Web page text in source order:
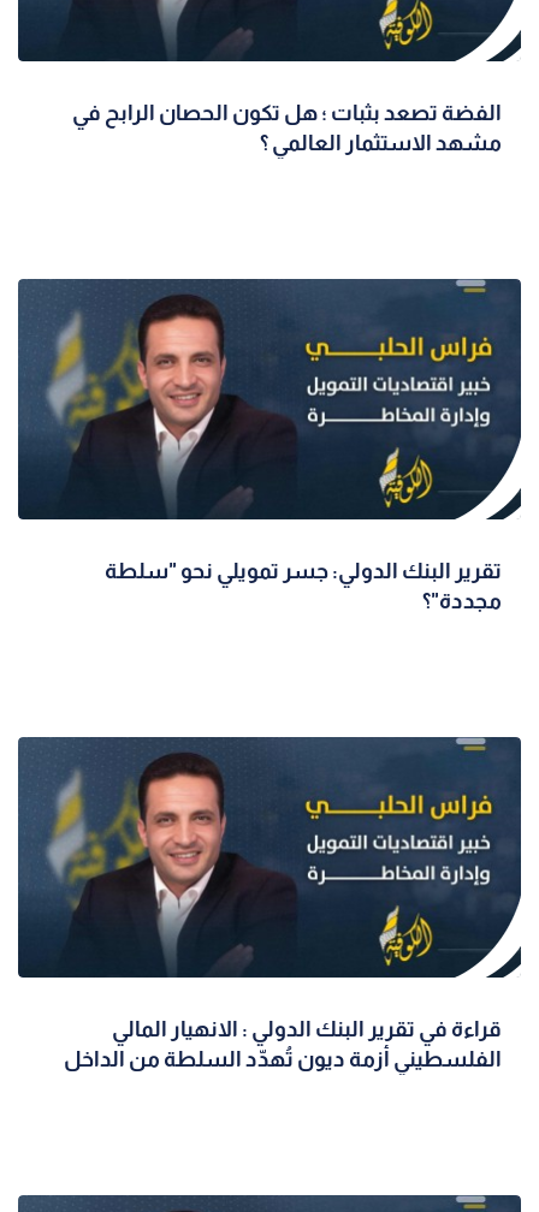
الفضة تصعد بثبات ؛ هل تكون الحصان الرابح في
مشهد الاستثمار العالمي ؟
تقرير البنك الدولي: جسر تمويلي نحو "سلطة
مجددة"؟
قراءة في تقرير البنك الدولي : الانهيار المالي
الفلسطيني أزمة ديون تُهدّد السلطة من الداخل